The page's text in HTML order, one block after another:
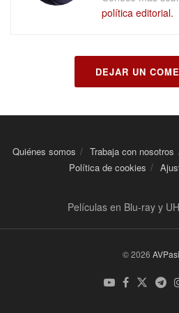
política editorial.
DEJAR UN
Quiénes somos Trabaja con nosotros
Política de cookies
Películas en Blu-ray y
© 2026